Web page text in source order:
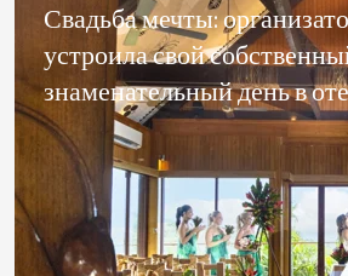
Свадьба мечты:
устроила свой
знаменательный день в
OUTRIGGER Fiji Beach